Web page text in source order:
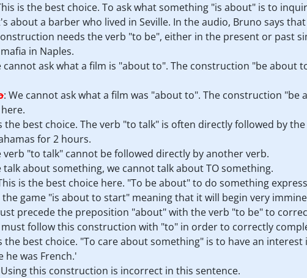
is the best choice. To ask what something "is about" is to
about a barber who lived in Seville. In the audio, Bruno says
needs the verb "to be", either in the present or past
in Naples.
cannot ask what a film is "about to". The construction "be about
: We cannot ask what a film was "about to". The construction
the best choice. The verb "to talk" is often directly followed by
for 2 hours.
verb "to talk" cannot be followed directly by another verb.
talk about something, we cannot talk about TO something.
is the best choice here. "To be about" to do something
game "is about to start" meaning that it will begin very
precede the preposition "about" with the verb "to be" to
must follow this construction with "to" in order to correctly
the best choice. "To care about something" is to have an
he was French.'
Using this construction is incorrect in this sentence.